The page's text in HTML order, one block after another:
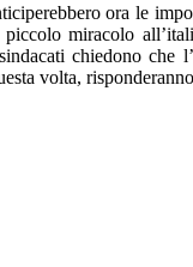
ora le
miracolo
chiedono
volta,